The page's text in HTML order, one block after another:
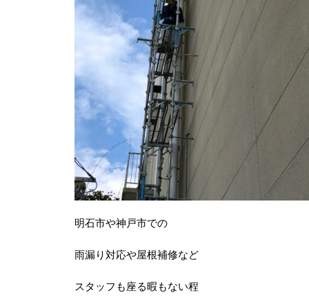
明石市や神戸市での
雨漏り対応や屋根補修など
スタッフも座る暇もない程